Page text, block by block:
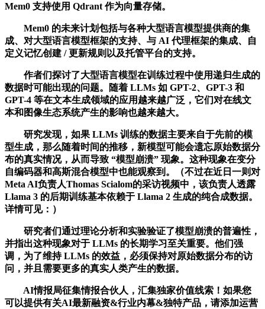
Mem0 支持使用 Qdrant 作为向量存储。
Mem0 的未来计划包括与各种大型语言模型提供商的集
成、对大型语言模型框架的支持、与 AI 代理框架的集成、自
定义记忆创建 / 更新规则以及托管平台的支持。
作者们探讨了大型语言模型在训练过程中使用递归生成的
数据时可能出现的问题。随着 LLMs 如 GPT-2、GPT-3 和
GPT-4 等在文本生成领域的应用越来越广泛，它们对在线文
本和图像生态系统产生的影响也越来越大。
研究发现，如果 LLMs 训练的数据主要来自于先前的模
型生成，那么随着时间的推移，新模型可能会遗忘原始数据分
布的真实情况，从而导致 “模型崩溃” 现象。这种现象在变分
自编码器和高斯混合模型中也能观察到。（不过在近日一则对
Meta AI负责人Thomas Scialom的采访视频中，该负责人透露
Llama 3 的后期训练基本依赖于 Llama 2 生成的纯合成数据。
详情可见：）
研究者们通过理论分析和实验验证了模型崩溃的普遍性，
并指出这种现象对于 LLMs 的长期学习至关重要。他们强
调，为了维持 LLMs 的效益，必须保持对原始数据分布的访
问，并且需要更多的真实人类产生的数据。
AI情报局征集情报合伙人，汇集独家价值线索！如果您
可以提供有关AI最新融资&行业内幕&独特产品，请添加运营